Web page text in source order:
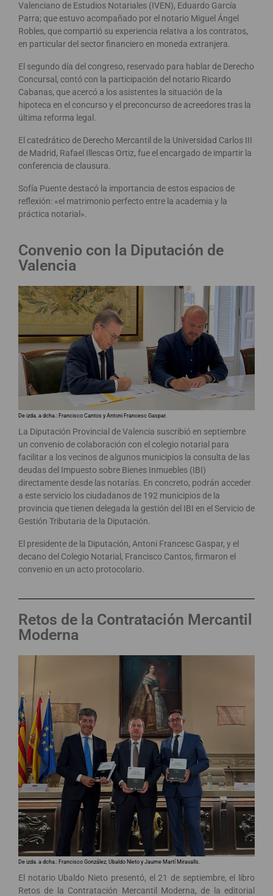
Valenciano de Estudios Notariales (IVEN), Eduardo García
Parra; que estuvo acompañado por el notario Miguel Ángel
Robles, que compartió su experiencia relativa a los contratos,
en particular del sector financiero en moneda extranjera.
El segundo día del congreso, reservado para hablar de Derecho
Concursal, contó con la participación del notario Ricardo
Cabanas, que acercó a los asistentes la situación de la
hipoteca en el concurso y el preconcurso de acreedores tras la
última reforma legal.
El catedrático de Derecho Mercantil de la Universidad Carlos III
de Madrid, Rafael Illescas Ortiz, fue el encargado de impartir la
conferencia de clausura.
Sofía Puente destacó la importancia de estos espacios de
reflexión: «el matrimonio perfecto entre la academia y la
práctica notarial».
Convenio con la Diputación de
Valencia
De izda. a dcha.: Francisco Cantos y Antoni Francesc Gaspar.
La Diputación Provincial de Valencia suscribió en septiembre
un convenio de colaboración con el colegio notarial para
facilitar a los vecinos de algunos municipios la consulta de las
deudas del Impuesto sobre Bienes Inmuebles (IBI)
directamente desde las notarías. En concreto, podrán acceder
a este servicio los ciudadanos de 192 municipios de la
provincia que tienen delegada la gestión del IBI en el Servicio de
Gestión Tributaria de la Diputación.
El presidente de la Diputación, Antoni Francesc Gaspar, y el
decano del Colegio Notarial, Francisco Cantos, firmaron el
convenio en un acto protocolario.
Retos de la Contratación Mercantil
Moderna
De izda. a dcha.: Francisco González, Ubaldo Nieto y Jaume Martí Miravalls.
El notario Ubaldo Nieto presentó, el 21 de septiembre, el libro
Retos de la Contratación Mercantil Moderna, de la editorial